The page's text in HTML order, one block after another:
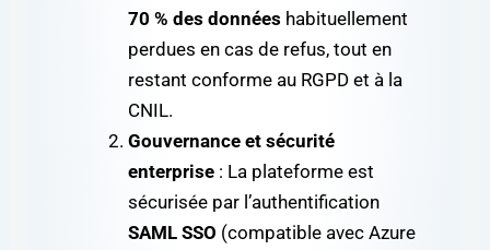
70 % des données habituellement
perdues en cas de refus, tout en
restant conforme au RGPD et à la
CNIL.
Gouvernance et sécurité
enterprise : La plateforme est
sécurisée par l’authentification
SAML SSO (compatible avec Azure